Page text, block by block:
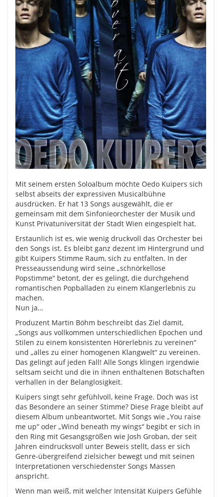
Mit seinem ersten Soloalbum möchte Oedo Kuipers sich
selbst abseits der expressiven Musicalbühne
ausdrücken. Er hat 13 Songs ausgewählt, die er
gemeinsam mit dem Sinfonieorchester der Musik und
Kunst Privatuniversität der Stadt Wien eingespielt hat.
Erstaunlich ist es, wie wenig druckvoll das Orchester bei
den Songs ist. Es bleibt ganz dezent im Hintergrund und
gibt Kuipers Stimme Raum, sich zu entfalten. In der
Presseaussendung wird seine „schnörkellose
Popstimme“ betont, der es gelingt, die durchgehend
romantischen Popballaden zu einem Klangerlebnis zu
machen.
Nun ja…
Produzent Martin Böhm beschreibt das Ziel damit,
„Songs aus vollkommen unterschiedlichen Epochen und
Stilen zu einem konsistenten Hörerlebnis zu vereinen“
und „alles zu einer homogenen Klangwelt“ zu vereinen.
Das gelingt auf jeden Fall! Alle Songs klingen irgendwie
seltsam seicht und die in ihnen enthaltenen Botschaften
verhallen in der Belanglosigkeit.
Kuipers singt sehr gefühlvoll, keine Frage. Doch was ist
das Besondere an seiner Stimme? Diese Frage bleibt auf
diesem Album unbeantwortet. Mit Songs wie „You raise
me up“ oder „Wind beneath my wings“ begibt er sich in
den Ring mit Gesangsgrößen wie Josh Groban, der seit
Jahren eindrucksvoll unter Beweis stellt, dass er sich
Genre-übergreifend zielsicher bewegt und mit seinen
Interpretationen verschiedenster Songs Massen
anspricht.
Wenn man weiß, mit welcher Intensität Kuipers Gefühle